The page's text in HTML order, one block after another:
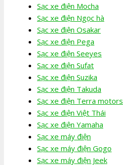
Sạc xe điện Mocha
Sạc xe điện Ngọc hà
Sạc xe điện Osakar
Sạc xe điện Pega
Sạc xe điện Seeyes
Sạc xe điện Sufat
Sạc xe điện Suzika
Sạc xe điện Takuda
Sạc xe điện Terra motors
Sạc xe điện Việt Thái
Sạc xe điện Yamaha
Sạc xe máy điện
Sạc xe máy điện Gogo
Sạc xe máy điện Jeek